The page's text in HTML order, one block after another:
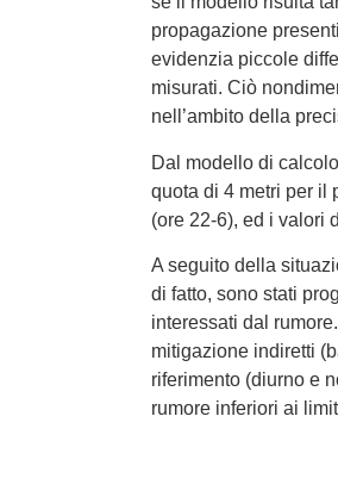
propagazione
evidenzia piccole
misurati. Ciò
nell’ambito della
Dal modello di
quota di 4 metri per il
(ore 22-6), ed i valori
A seguito della
di fatto, sono stati
interessati dal
mitigazione indiretti
riferimento (diurno e
rumore inferiori ai